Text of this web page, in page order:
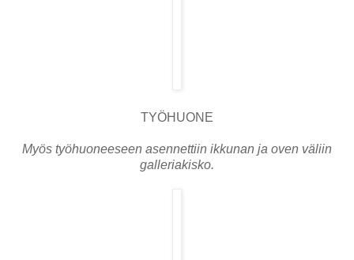
TYÖHUONE
Myös työhuoneeseen asennettiin ikkunan ja oven väliin
galleriakisko.